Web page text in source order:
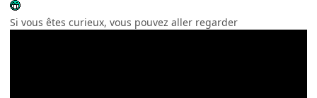
Si vous êtes curieux, vous pouvez aller regarder